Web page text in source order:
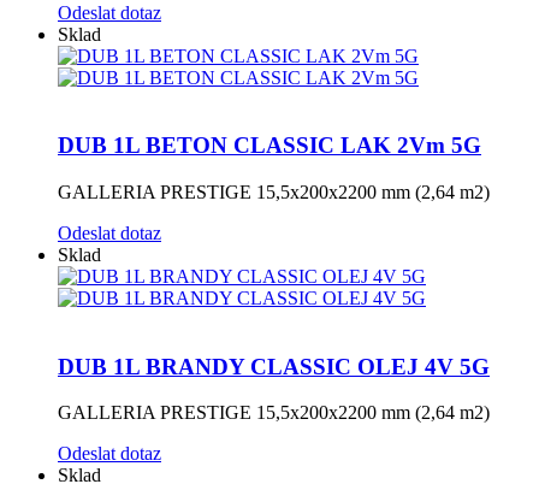
Odeslat dotaz
Sklad
DUB 1L BETON CLASSIC LAK 2Vm 5G
GALLERIA PRESTIGE 15,5x200x2200 mm (2,64 m2)
Odeslat dotaz
Sklad
DUB 1L BRANDY CLASSIC OLEJ 4V 5G
GALLERIA PRESTIGE 15,5x200x2200 mm (2,64 m2)
Odeslat dotaz
Sklad